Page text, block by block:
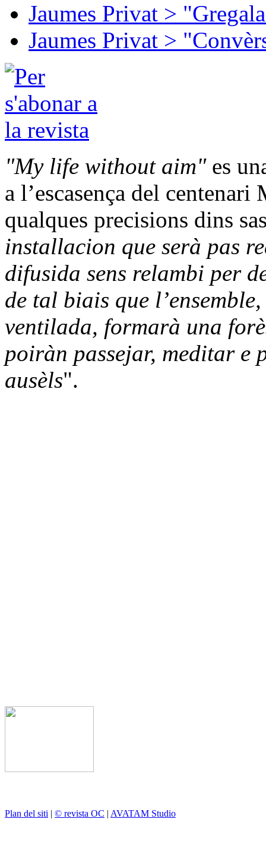
Jaumes Privat >
Jaumes Privat >
"My life without aim"es
a l’escasença del
qualques precisions dins
installacion que serà pas
difusida sens relambi per
de tal biais que
ventilada, formarà una
poiràn passejar, meditar e
ausèls".
Plan del siti | © revista OC | AVATAM Studio